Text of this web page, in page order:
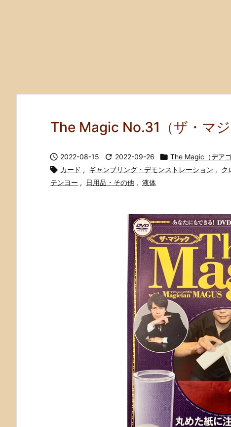
The Magic No.31（ザ・マジ
 2022-08-15  2022-09-26  The Magic（デアゴ
 カード , ギャンブリング・デモンストレーション , ク
テンヨー , 日用品・その他 , 液体